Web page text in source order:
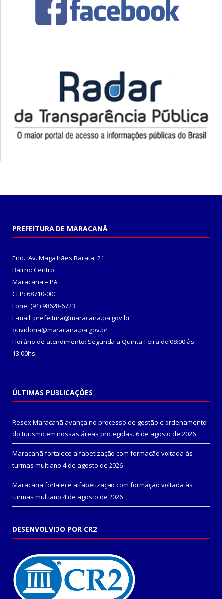
PREFEITURA DE MARACANÃ
End.: Av. Magalhães Barata, 21
Bairro: Centro
Maracanã – PA
CEP: 68710-000
Fone: (91) 98628-6723
E-mail: prefeitura@maracana.pa.gov.br,
ouvidoria@maracana.pa.gov.br
Horário de atendimento: Segunda a Quinta-Feira de 08:00 às
13:00hs
ÚLTIMAS PUBLICAÇÕES
Resex Maracanã avança no processo de gestão e ordenamento
do turismo em nossas áreas protegidas. 6 de agosto de 2026
Maracanã fortalece alfabetização com formação voltada às
turmas multiano 4 de agosto de 2026
Maracanã fortalece alfabetização com formação voltada às
turmas multiano 4 de agosto de 2026
DESENVOLVIDO POR CR2